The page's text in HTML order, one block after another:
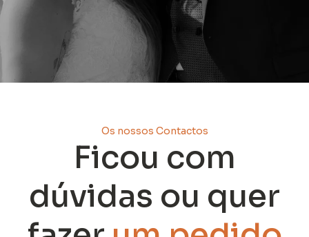
Os nossos Contactos
Ficou com
dúvidas ou quer